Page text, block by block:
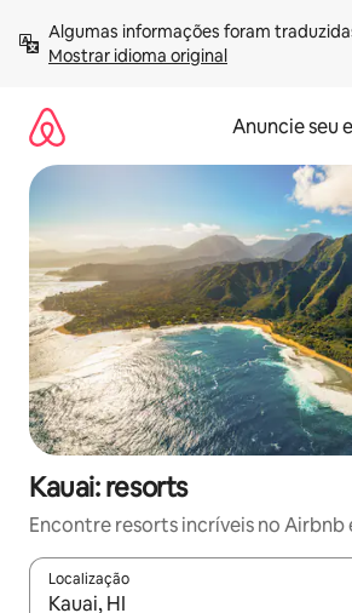
para
Mostrar idioma original
Anuncie seu
Kauai: resorts
Encontre resorts incríveis no Airbnb
Localização
Quando os resultados estiverem